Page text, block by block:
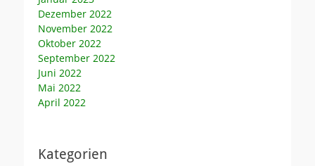
Dezember 2022
November 2022
Oktober 2022
September 2022
Juni 2022
Mai 2022
April 2022
Kategorien